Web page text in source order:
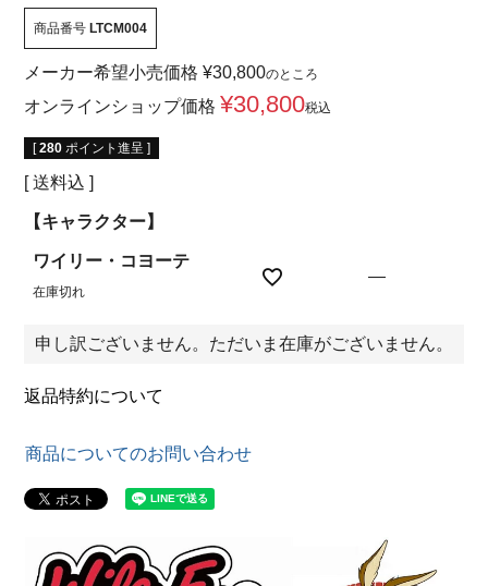
商品番号 LTCM004
メーカー希望小売価格 ¥30,800のところ
オンラインショップ価格 ¥30,800税込
[ 280 ポイント進呈 ]
送料込
【キャラクター】
ワイリー・コヨーテ
在庫切れ
—
申し訳ございません。ただいま在庫がございません。
返品特約について
商品についてのお問い合わせ